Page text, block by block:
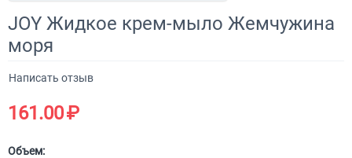
JOY Жидкое крем-мыло Жемчужина
моря
Написать отзыв
161.00₽
Объем: